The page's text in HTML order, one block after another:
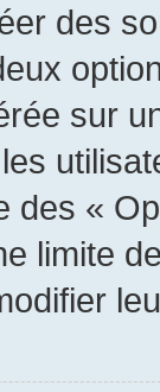
des
sur
des «
limite